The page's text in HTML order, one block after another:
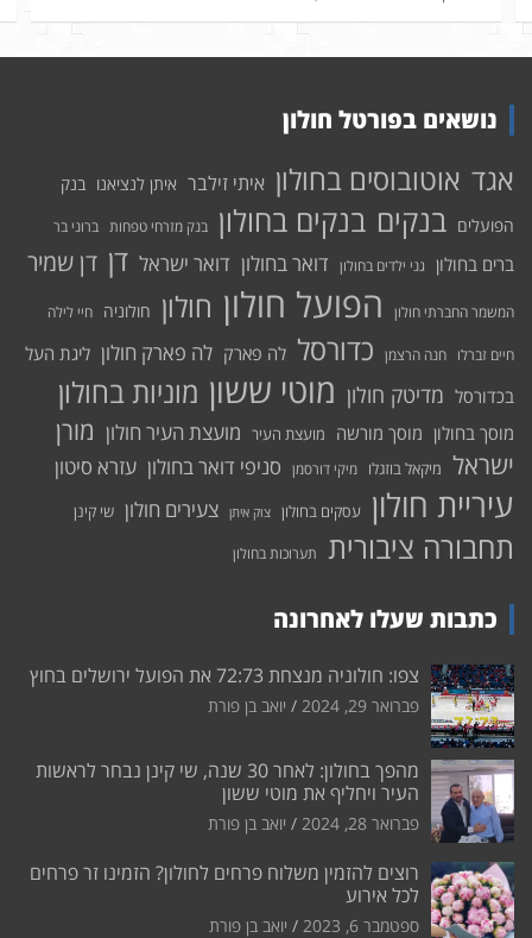
נושאים בפורטל חולון
אגד אוטובוסים בחולון איתי זילבר איתן לנציאנו בנק
הפועלים בנקים בנקים בחולון בנק מזרחי טפחות ברוני בר
ברים בחולון גני ילדים בחולון דואר בחולון דואר ישראל דן דן שמיר
המשמר החברתי חולון הפועל חולון חולון חולוניה חיי לילה
חיים זברלו חנה הרצמן כדורסל לה פארק לה פארק חולון ליגת העל
בכדורסל מדיטק חולון מוטי ששון מוניות בחולון
מוסך בחולון מוסך מורשה מועצת העיר מועצת העיר חולון מורן
ישראל מיקאל בוזגלו מיקי דורסמן סניפי דואר בחולון עזרא סיטון
עיריית חולון עסקים בחולון צוק איתן צעירים חולון שי קינן
תחבורה ציבורית תערוכות בחולון
כתבות שעלו לאחרונה
צפו: חולוניה מנצחת 72:73 את הפועל ירושלים בחוץ
פברואר 29, 2024 יואב בן פורת
מהפך בחולון: לאחר 30 שנה, שי קינן נבחר לראשות
העיר ויחליף את מוטי ששון
פברואר 28, 2024 יואב בן פורת
רוצים להזמין משלוח פרחים לחולון? הזמינו זר פרחים
לכל אירוע
ספטמבר 6, 2023 יואב בן פורת